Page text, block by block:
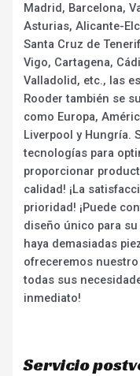
Madrid, Barcelona,
Asturias, Alicante-
Santa Cruz de
Vigo, Cartagena,
Valladolid, etc., las
Rooder también se
como Europa,
Liverpool y Hungría.
tecnologías para
proporcionar
calidad! ¡La
prioridad! ¡Puede
diseño único para
haya demasiadas
ofreceremos
todas sus
inmediato!
Servicio